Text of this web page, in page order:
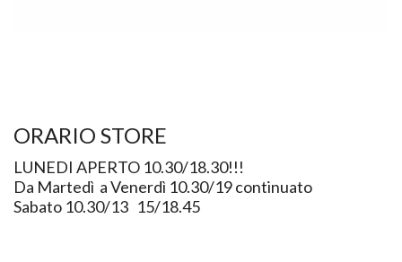
ORARIO STORE
LUNEDI APERTO 10.30/18.30!!!
Da Martedì a Venerdì 10.30/19 continuato
Sabato 10.30/13 15/18.45